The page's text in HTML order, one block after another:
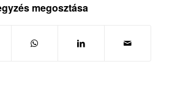
megosztása